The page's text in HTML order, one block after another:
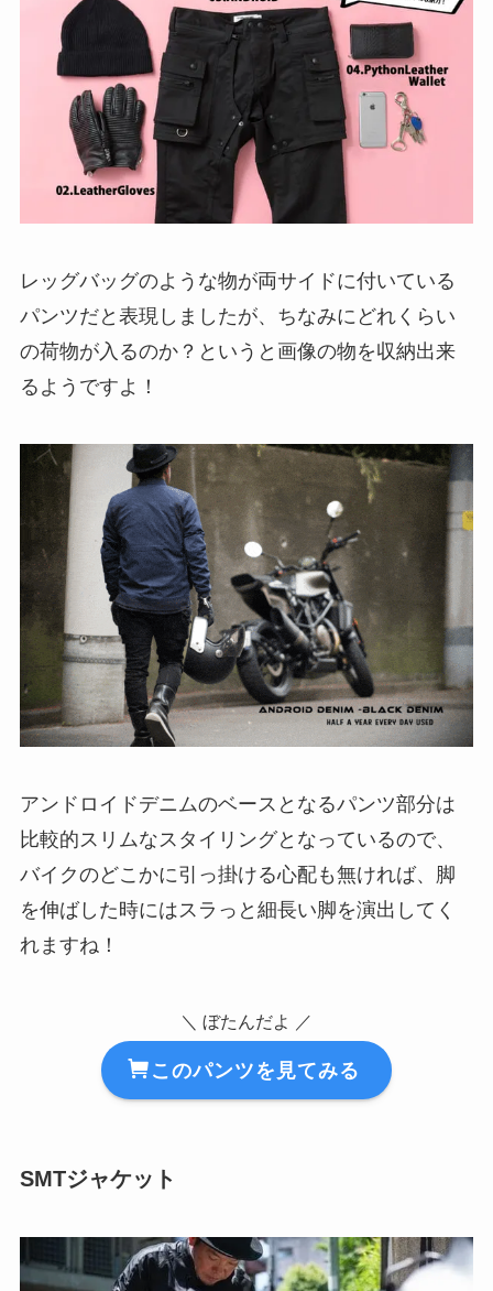
レッグバッグのような物が両サイドに付いている
パンツだと表現しましたが、ちなみにどれくらい
の荷物が入るのか？というと画像の物を収納出来
るようですよ！
アンドロイドデニムのベースとなるパンツ部分は
比較的スリムなスタイリングとなっているので、
バイクのどこかに引っ掛ける心配も無ければ、脚
を伸ばした時にはスラっと細長い脚を演出してく
れますね！
＼ ぼたんだよ ／
このパンツを見てみる
SMTジャケット